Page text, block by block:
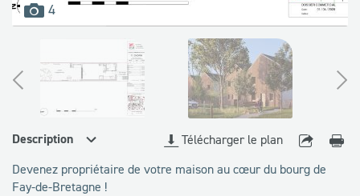
4images
disponibles
Télécharger le plan
Description
Devenez propriétaire de votre maison au cœur du bourg de
Fay-de-Bretagne !